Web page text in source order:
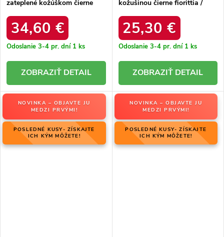
zateplené kožúškom čierne
34,60 €
Odoslanie 3-4 pr. dní 1 ks
DETAIL
kožušinou čierne fiorittia /
25,30 €
Odoslanie 3-4 pr. dní 1 ks
DETAIL
NOVINKA – OBJAVTE JU
MEDZI PRVÝMI!
POSLEDNÉ KUSY- ZÍSKAJTE
ICH KÝM MÔŽETE!
NOVINKA – OBJAVTE JU
MEDZI PRVÝMI!
POSLEDNÉ KUSY- ZÍSKAJTE
ICH KÝM MÔŽETE!